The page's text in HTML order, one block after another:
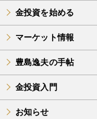
金投資を始める
マーケット情報
豊島逸夫の手帖
金投資入門
お知らせ